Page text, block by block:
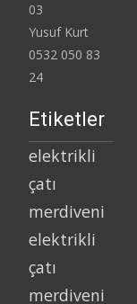
03
Yusuf Kurt
0532 050 83
24
Etiketler
elektrikli
çatı
merdiveni
elektrikli
çatı
merdiveni